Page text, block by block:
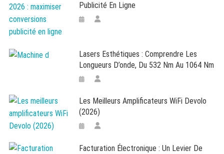
Publicité En Ligne
Lasers Esthétiques : Comprendre Les
Longueurs D’onde, Du 532 Nm Au 1064 Nm
Les Meilleurs Amplificateurs WiFi Devolo
(2026)
Facturation Électronique : Un Levier De